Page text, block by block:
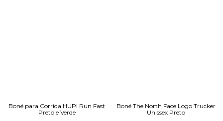
Boné para Corrida HUPI Run Fast
Preto e Verde
Boné The North Face Logo Trucker
Unissex Preto